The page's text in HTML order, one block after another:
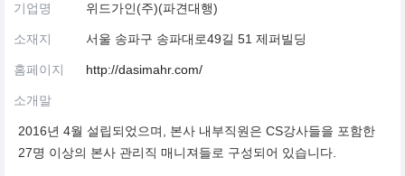
기업명 위드가인(주)(파견대행)
소재지 서울 송파구 송파대로49길 51 제퍼빌딩
홈페이지 http://dasimahr.com/
소개말
2016년 4월 설립되었으며, 본사 내부직원은 CS강사들을 포함한
27명 이상의 본사 관리직 매니져들로 구성되어 있습니다.